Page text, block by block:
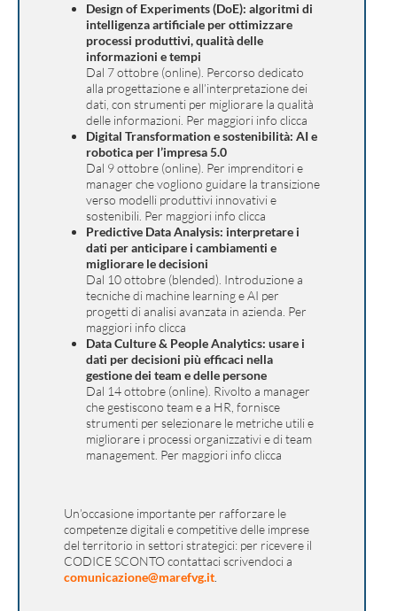
Design of Experiments (DoE): algoritmi di
intelligenza artificiale per ottimizzare
processi produttivi, qualità delle
informazioni e tempi
Dal 7 ottobre (online). Percorso dedicato
alla progettazione e all’interpretazione dei
dati, con strumenti per migliorare la qualità
delle informazioni. Per maggiori info clicca
Digital Transformation e sostenibilità: AI e
robotica per l’impresa 5.0
Dal 9 ottobre (online). Per imprenditori e
manager che vogliono guidare la transizione
verso modelli produttivi innovativi e
sostenibili. Per maggiori info clicca
Predictive Data Analysis: interpretare i
dati per anticipare i cambiamenti e
migliorare le decisioni
Dal 10 ottobre (blended). Introduzione a
tecniche di machine learning e AI per
progetti di analisi avanzata in azienda. Per
maggiori info clicca
Data Culture & People Analytics: usare i
dati per decisioni più efficaci nella
gestione dei team e delle persone
Dal 14 ottobre (online). Rivolto a manager
che gestiscono team e a HR, fornisce
strumenti per selezionare le metriche utili e
migliorare i processi organizzativi e di team
management. Per maggiori info clicca
Un’occasione importante per rafforzare le
competenze digitali e competitive delle imprese
del territorio in settori strategici: per ricevere il
CODICE SCONTO contattaci scrivendoci a
comunicazione@marefvg.it